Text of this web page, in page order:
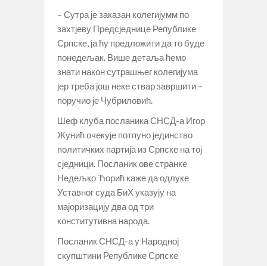
– Сутра је заказан колегијумм по
захтјеву Предсједнице Републике
Српске, ја ћу предложити да то буде
понедељак. Више детаља ћемо
знати након сутрашњег колегијума
јер треба још неке ствар завршити –
поручио је Чубриловић.
Шеф клуба посланика СНСД-а Игор
Жунић очекује потпуно јединство
политичких партија из Српске на тој
сједници. Посланик ове странке
Недељко Ћорић каже да одлуке
Уставног суда БиХ указују на
мајоризацију два од три
конститутивна народа.
Посланик СНСД-а у Народној
скупштини Републике Српске